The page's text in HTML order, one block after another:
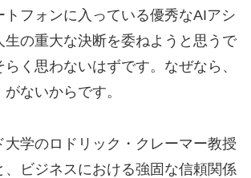
トフォンに入っている優秀なAIアシ
生の重大な決断を委ねようと思うで
らく思わないはずです。なぜなら、
ないからです。
大学のロドリック・クレーマー教授
、ビジネスにおける強固な信頼関係